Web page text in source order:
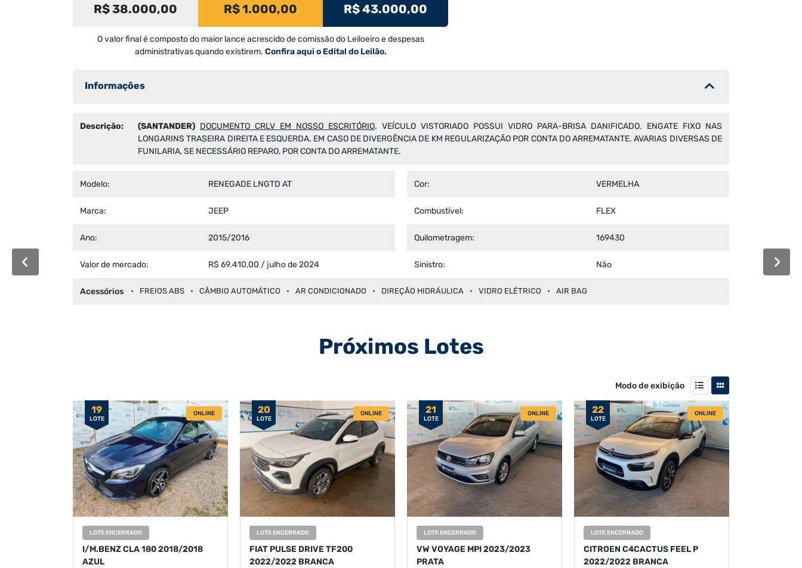
R$ 38.000,00 R$ 1.000,00 R$ 43.000,00
O valor final é composto do maior lance acrescido de comissão do Leiloeiro e despesas
administrativas quando existirem. Confira aqui o Edital do Leilão.
Informações
Descrição: (SANTANDER) DOCUMENTO CRLV EM NOSSO ESCRITÓRIO. VEÍCULO VISTORIADO POSSUI VIDRO PARA-BRISA DANIFICADO. ENGATE FIXO NAS
LONGARINS TRASEIRA DIREITA E ESQUERDA. EM CASO DE DIVERGÊNCIA DE KM REGULARIZAÇÃO POR CONTA DO ARREMATANTE. AVARIAS DIVERSAS DE
FUNILARIA, SE NECESSÁRIO REPARO, POR CONTA DO ARREMATANTE.
Modelo: RENEGADE LNGTD AT
Marca: JEEP
Ano: 2015/2016
Valor de mercado: R$ 69.410,00 / julho de 2024
Cor: VERMELHA
Combustível: FLEX
Quilometragem: 169430
Sinistro: Não
Acessórios FREIOS ABS CÂMBIO AUTOMÁTICO AR CONDICIONADO DIREÇÃO HIDRÁULICA VIDRO ELÉTRICO AIR BAG
Próximos Lotes
Modo de exibição
19
LOTE
ONLINE
LOTE ENCERRADO
I/M.BENZ CLA 180 2018/2018
AZUL
20
LOTE
ONLINE
LOTE ENCERRADO
FIAT PULSE DRIVE TF200
2022/2022 BRANCA
21
LOTE
ONLINE
LOTE ENCERRADO
VW VOYAGE MPI 2023/2023
PRATA
22
LOTE
ONLINE
LOTE ENCERRADO
CITROEN C4CACTUS FEEL P
2022/2022 BRANCA